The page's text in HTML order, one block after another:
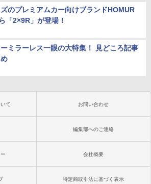
のプレミアムカー向けブランドHOMUR
「2×9R」が登場！
ミラーレス一眼の大特集！ 見どころ記事
て お問い合わせ
編集部へのご連絡
会社概要
特定商取引法に基づく表示